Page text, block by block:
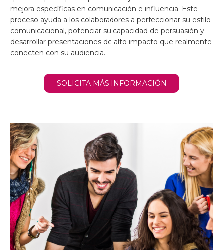
mejora específicas en comunicación e influencia. Este
proceso ayuda a los colaboradores a perfeccionar su estilo
comunicacional, potenciar su capacidad de persuasión y
desarrollar presentaciones de alto impacto que realmente
conecten con su audiencia.
SOLICITA MÁS INFORMACIÓN